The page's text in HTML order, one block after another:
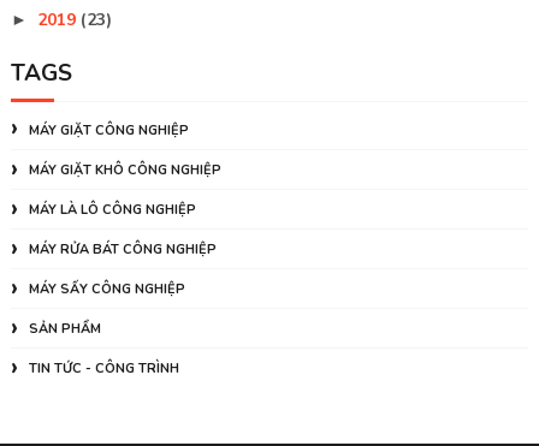
► 2019 (23)
TAGS
MÁY GIẶT CÔNG NGHIỆP
MÁY GIẶT KHÔ CÔNG NGHIỆP
MÁY LÀ LÔ CÔNG NGHIỆP
MÁY RỬA BÁT CÔNG NGHIỆP
MÁY SẤY CÔNG NGHIỆP
SẢN PHẨM
TIN TỨC - CÔNG TRÌNH